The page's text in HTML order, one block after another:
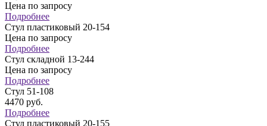
Цена по запросу
Подробнее
Стул пластиковый 20-154
Цена по запросу
Подробнее
Стул складной 13-244
Цена по запросу
Подробнее
Стул 51-108
4470 руб.
Подробнее
Стул пластиковый 20-155